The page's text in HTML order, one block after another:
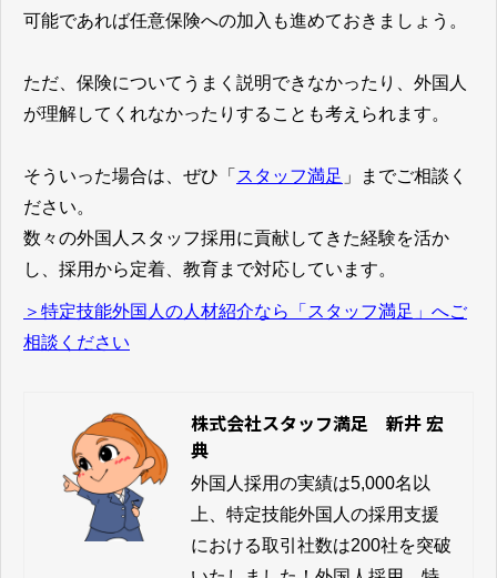
可能であれば任意保険への加入も進めておきましょう。
ただ、保険についてうまく説明できなかったり、外国人
が理解してくれなかったりすることも考えられます。
そういった場合は、ぜひ「 スタッフ満足 」までご相談く
ださい。
数々の外国人スタッフ採用に貢献してきた経験を活か
し、採用から定着、教育まで対応しています。
＞特定技能外国人の人材紹介なら「スタッフ満足」へご
相談ください
株式会社スタッフ満足 新井 宏
典
外国人採用の実績は5,000名以
上、特定技能外国人の採用支援
における取引社数は200社を突破